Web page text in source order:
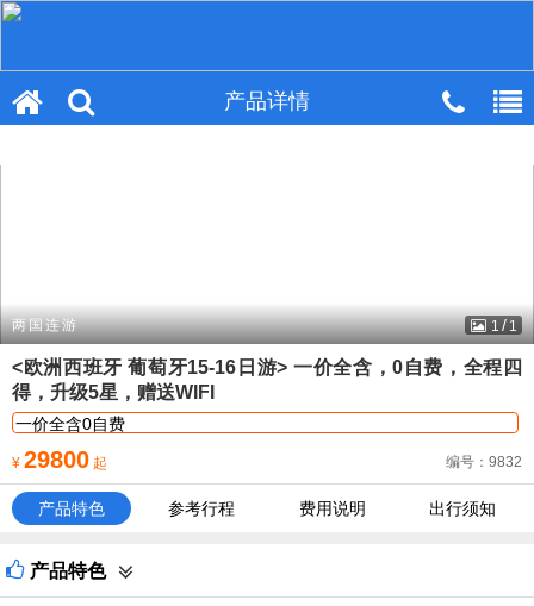
产品详情
1 / 1
两国连游
<欧洲西班牙 葡萄牙15-16日游> 一价全含，0自费，全程四
得，升级5星，赠送WIFI
一价全含0自费
★【主打卖点】一次旅游 畅游全景 纵览精华 舒适体验 全景纵览伊
比利亚半岛风光；
★【优选航空】国航空往返直飞欧洲，可配联运，让您的飞行，更
安心；
★【用餐升级】含全餐，六菜一汤+当地特色餐：西班牙特色海鲜饭
+西班牙牛尾餐+葡萄牙特色鳕鱼餐，让美味餐食点亮您的旅程；
¥ 29800 起 编号：9832
产品特色 参考行程 费用说明 出行须知
产品特色